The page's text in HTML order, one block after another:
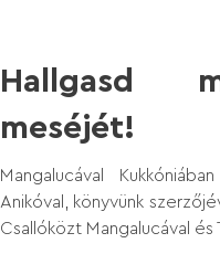
Hallgasd
meséjét!
Mangalucával
Anikóval, könyvünk
Csallóközt Mangalucával és